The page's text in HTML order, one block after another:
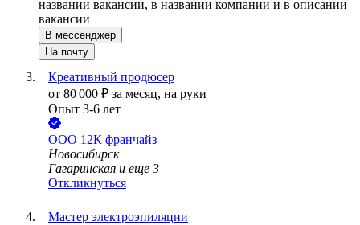
названии вакансии, в названии компании и в описании
вакансии
В мессенджер
На почту
Креативный продюсер
от 80 000 ₽ за месяц, на руки
Опыт 3-6 лет
ООО 12К франчайз
Новосибирск
Гагаринская и еще 3
Откликнуться
Мастер электроэпиляции